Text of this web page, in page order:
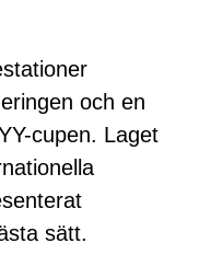
och en
cupen. Laget
sätt.